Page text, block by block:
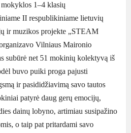
1–4 klasių
II respublikiniame lietuvių
ir muzikos projekte „STEAM
Vilniaus Maironio
subūrė net 51 mokinių kolektyvą iš
buvo puiki proga pajusti
ir pasididžiavimą savo tautos
patyrė daug gerų emocijų,
dainų lobyno, artimiau susipažino
o taip pat pritardami savo